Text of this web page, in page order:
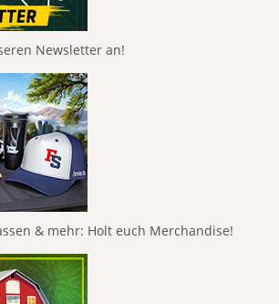
Newsletter an!
& mehr: Holt euch Merchandise!